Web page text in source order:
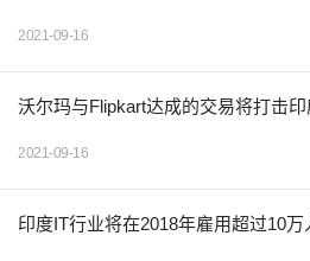
2021-09-16
沃尔玛与Flipkart达成的交易将打击
2021-09-16
印度IT行业将在2018年雇用超过10万